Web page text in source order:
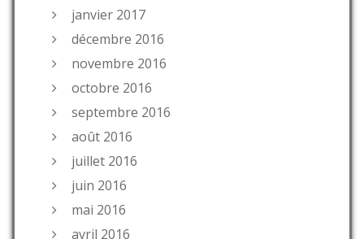
janvier 2017
décembre 2016
novembre 2016
octobre 2016
septembre 2016
août 2016
juillet 2016
juin 2016
mai 2016
avril 2016